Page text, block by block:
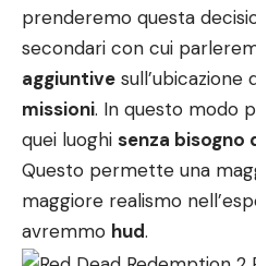
prenderemo questa
secondari con cui
aggiuntive sull’ubicazione
missioni. In questo modo
quei luoghi senza bisogno
Questo permette una
maggiore realismo
avremmo hud.